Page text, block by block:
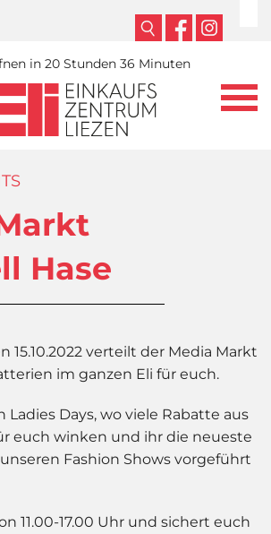
in 20 Stunden 36 Minuten
Hase
15.10.2022 verteilt der Media Markt
im ganzen Eli für euch.
Days, wo viele Rabatte aus
euch winken und ihr die neueste
Fashion Shows vorgeführt
11.00-17.00 Uhr und sichert euch